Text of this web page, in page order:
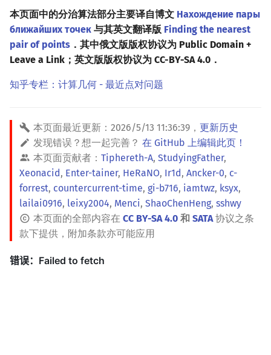
本页面中的分治算法部分主要译自博文 Нахождение пары
ближайших точек 与其英文翻译版 Finding the nearest
pair of points ．其中俄文版版权协议为 Public Domain +
Leave a Link；英文版版权协议为 CC-BY-SA 4.0．
知乎专栏：计算几何 - 最近点对问题
本页面最近更新： 2026/5/13 11:36:39 ， 更新历史
发现错误？想一起完善？ 在 GitHub 上编辑此页！
本页面贡献者： Tiphereth-A, StudyingFather,
Xeonacid , Enter-tainer, HeRaNO, Ir1d , Ancker-0, c-
forrest, countercurrent-time, gi-b716, iamtwz, ksyx,
lailai0916, leixy2004, Menci, ShaoChenHeng, sshwy
本页面的全部内容在 CC BY-SA 4.0 和 SATA协议之条
款下提供，附加条款亦可能应用